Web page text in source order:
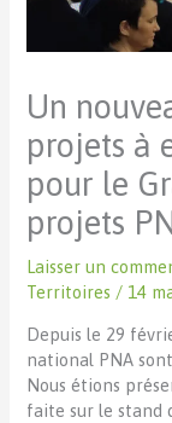
Un
projets à
pour le
projets
Laisser un
Territoires / 14
Depuis le 29
national PNA
Nous étions
faite sur le stand